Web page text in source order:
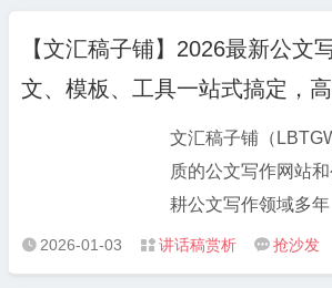
对定下的事情立说
认定的目标锲而不舍
LBTGWW.COM：
之炊” 写材料最头疼
里面按“工作总结、
分类，每类都有现
框架，不是那种套话
【文汇稿子铺】2026最新公文
文、模板、工具一站式搞定，
文汇稿子铺（
质的公文写作网站
耕公文写作领域多
质资源，无论是基础
还是细分场景的专
 2026-01-03  讲话稿赏析  抢沙发